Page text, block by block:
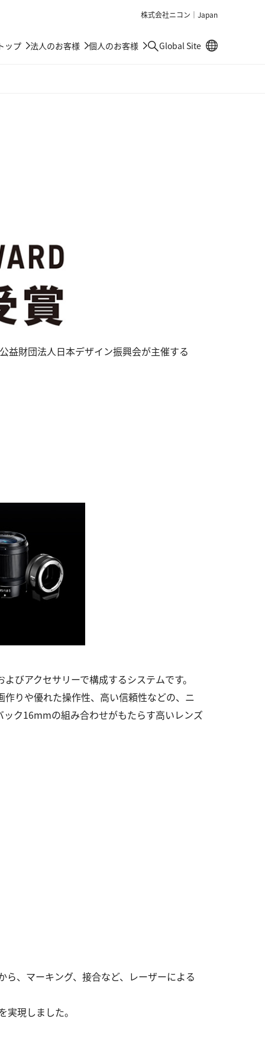
株式会社ニコン｜Japan
ップ
法人のお客様 個人のお客様 検索Global Site別窓で遷移しま
益財団法人日本デザイン振興会が主催する
びアクセサリーで構成するシステムです。
りや優れた操作性、高い信頼性などの、ニ
ク16mmの組み合わせがもたらす高いレンズ
、マーキング、接合など、レーザーによる
現しました。